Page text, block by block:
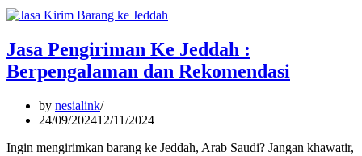
Jasa Pengiriman Ke Jeddah :
Berpengalaman dan Rekomendasi
by nesialink
24/09/202412/11/2024
Ingin mengirimkan barang ke Jeddah, Arab Saudi? Jangan khawatir,